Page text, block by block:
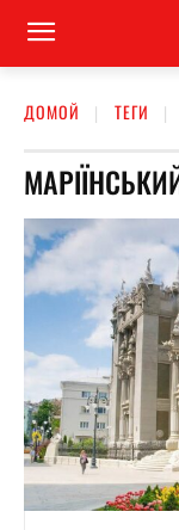
ДОМОЙ ТЕГИ